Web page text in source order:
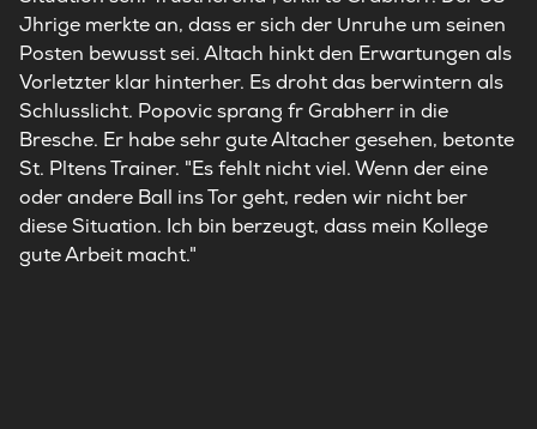
Jhrige merkte an, dass er sich der Unruhe um seinen
Posten bewusst sei. Altach hinkt den Erwartungen als
Vorletzter klar hinterher. Es droht das berwintern als
Schlusslicht. Popovic sprang fr Grabherr in die
Bresche. Er habe sehr gute Altacher gesehen, betonte
St. Pltens Trainer. "Es fehlt nicht viel. Wenn der eine
oder andere Ball ins Tor geht, reden wir nicht ber
diese Situation. Ich bin berzeugt, dass mein Kollege
gute Arbeit macht."